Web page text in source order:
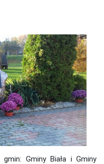
Gminy Biała i Gminy